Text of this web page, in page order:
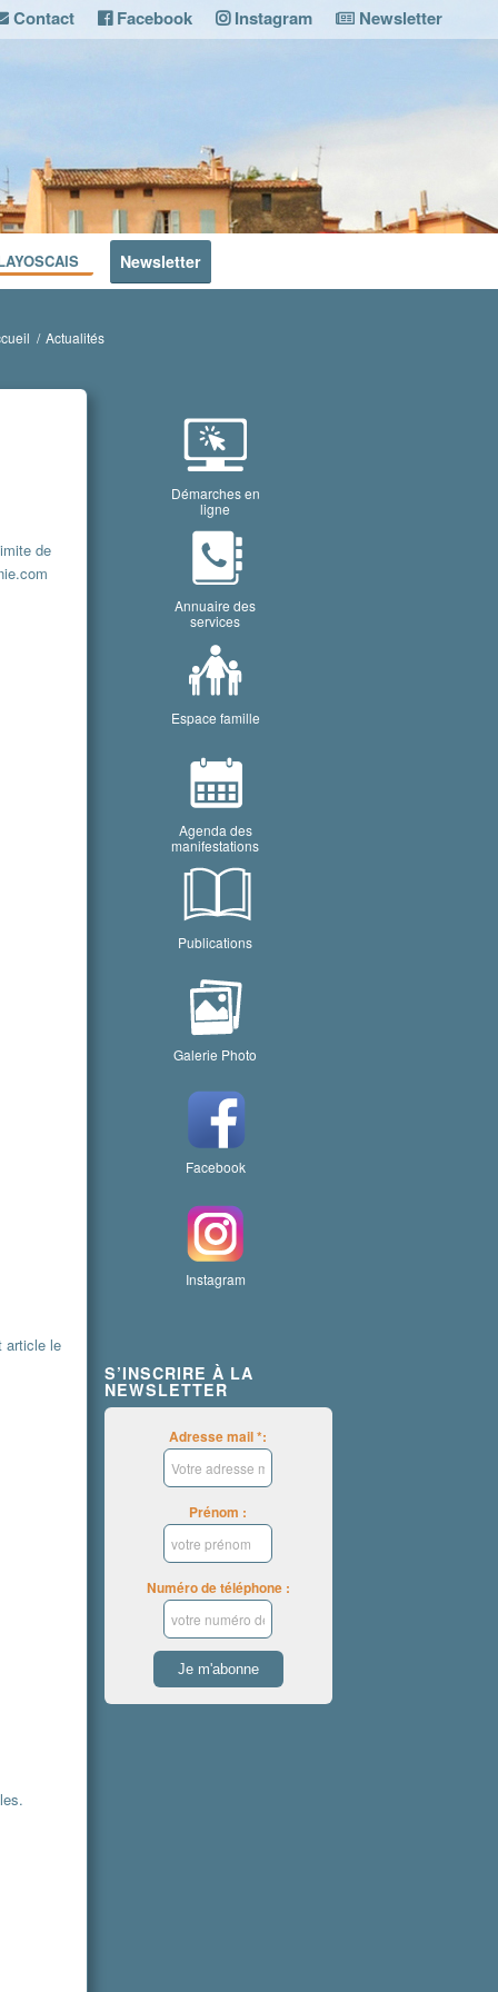
Contact Facebook Instagram Newsletter
Newsletter
/ Actualités
de
article le
Démarches en
ligne
Annuaire des
services
Espace famille
Agenda des
manifestations
Publications
Galerie Photo
Facebook
Instagram
S’INSCRIRE À LA
NEWSLETTER
Adresse mail *:
Prénom :
Numéro de téléphone :